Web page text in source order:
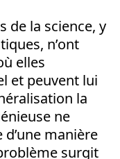
de la science, y
n’ont
elles
et peuvent lui
la
ne
manière
surgit